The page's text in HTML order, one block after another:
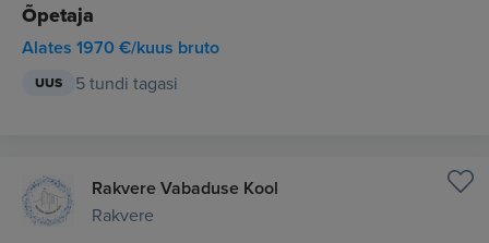
Õpetaja
Alates 1970 €/kuus bruto
UUS 5 tundi tagasi
Rakvere Vabaduse Kool
Rakvere